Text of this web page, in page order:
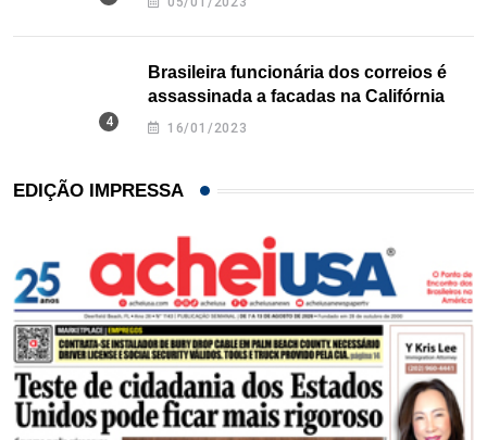
Brasileira funcionária dos correios é
assassinada a facadas na Califórnia
16/01/2023
EDIÇÃO IMPRESSA